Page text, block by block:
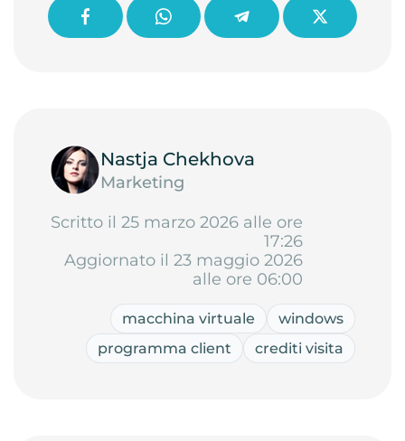
Nastja Chekhova
Marketing
Scritto il 25 marzo 2026 alle ore
17:26
Aggiornato il 23 maggio 2026
alle ore 06:00
macchina virtuale
windows
programma client
crediti visita